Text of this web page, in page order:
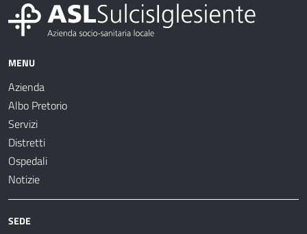
MENU
Azienda
Albo Pretorio
Servizi
Distretti
Ospedali
Notizie
SEDE